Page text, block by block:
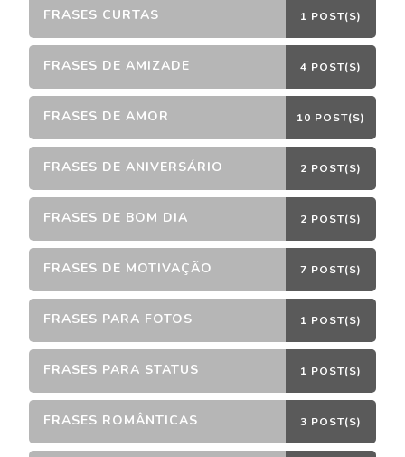
FRASES CURTAS 1 POST(S)
FRASES DE AMIZADE 4 POST(S)
FRASES DE AMOR 10 POST(S)
FRASES DE ANIVERSÁRIO 2 POST(S)
FRASES DE BOM DIA 2 POST(S)
FRASES DE MOTIVAÇÃO 7 POST(S)
FRASES PARA FOTOS 1 POST(S)
FRASES PARA STATUS 1 POST(S)
FRASES ROMÂNTICAS 3 POST(S)